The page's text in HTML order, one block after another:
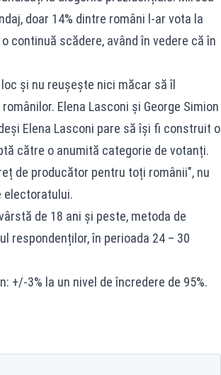
doar 14% dintre români l-ar vota la
continuă scădere, având în vedere că în
și nu reușește nici măcar să îl
Elena Lasconi și George Simion
Elena Lasconi pare să își fi construit o
către o anumită categorie de votanți.
de producător pentru toți românii", nu
electoratului.
de 18 ani şi peste, metoda de
respondenților, în perioada 24 – 30
+/-3% la un nivel de încredere de 95%.